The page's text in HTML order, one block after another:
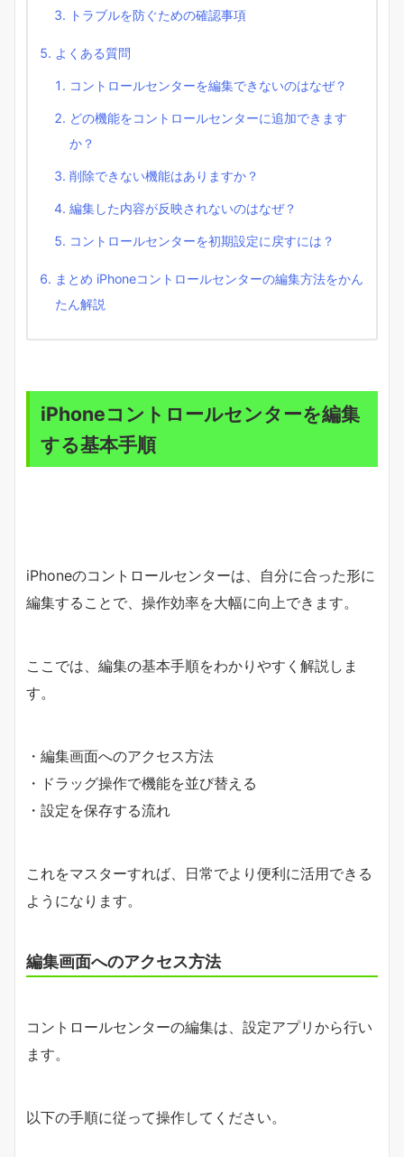
トラブルを防ぐための確認事項
よくある質問
コントロールセンターを編集できないのはなぜ？
どの機能をコントロールセンターに追加できます
か？
削除できない機能はありますか？
編集した内容が反映されないのはなぜ？
コントロールセンターを初期設定に戻すには？
まとめ iPhoneコントロールセンターの編集方法をかん
たん解説
iPhoneコントロールセンターを編集
する基本手順
iPhoneのコントロールセンターは、自分に合った形に
編集することで、操作効率を大幅に向上できます。
ここでは、編集の基本手順をわかりやすく解説しま
す。
・編集画面へのアクセス方法
・ドラッグ操作で機能を並び替える
・設定を保存する流れ
これをマスターすれば、日常でより便利に活用できる
ようになります。
編集画面へのアクセス方法
コントロールセンターの編集は、設定アプリから行い
ます。
以下の手順に従って操作してください。